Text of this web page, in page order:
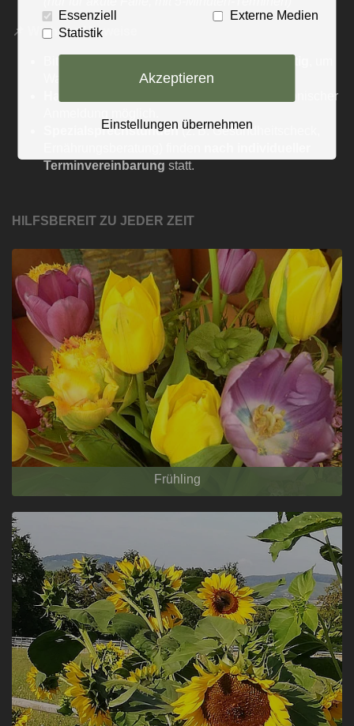
📌 Wichtige Hinweise
Wartezeiten zu vermeiden.
sind nach telefonischer
Spezialsprechstunden (z. B. Gesundheitscheck,
Terminvereinbarung statt.
HILFSBEREIT ZU JEDER ZEIT
Frühling
Essenziell
Externe Medien
Statistik
Akzeptieren
Einstellungen übernehmen